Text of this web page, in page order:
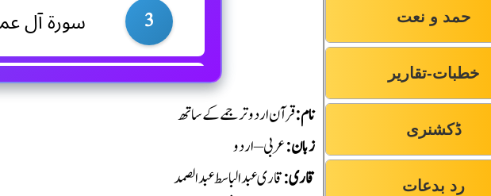
3 سورۃ آل
4 سورۃ
نام:قرآن اردو ترجمے کے ساتھ
زبان:عربی – اردو
قاری:قاری عبدالباسط عبدالصمد
حمد و نعت
خطبات-تقاریر
ڈکشنری
رد بدعات